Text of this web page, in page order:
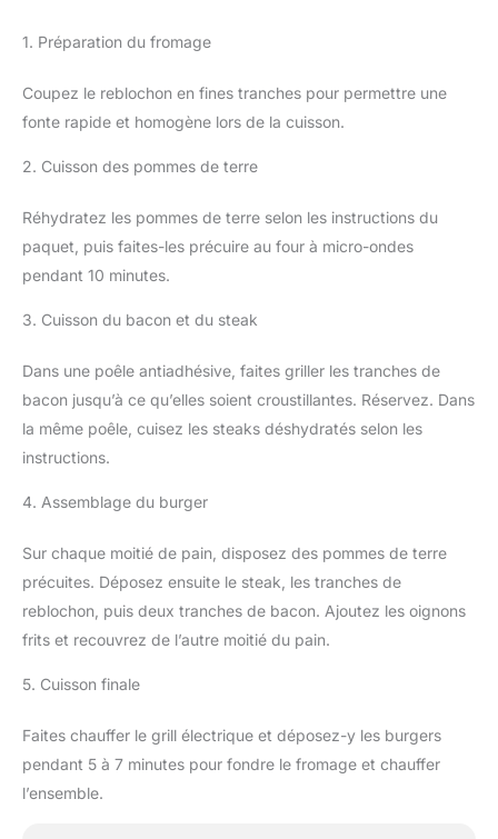
1. Préparation du fromage
Coupez le reblochon en fines tranches pour permettre une
fonte rapide et homogène lors de la cuisson.
2. Cuisson des pommes de terre
Réhydratez les pommes de terre selon les instructions du
paquet, puis faites-les précuire au four à micro-ondes
pendant 10 minutes.
3. Cuisson du bacon et du steak
Dans une poêle antiadhésive, faites griller les tranches de
bacon jusqu’à ce qu’elles soient croustillantes. Réservez. Dans
la même poêle, cuisez les steaks déshydratés selon les
instructions.
4. Assemblage du burger
Sur chaque moitié de pain, disposez des pommes de terre
précuites. Déposez ensuite le steak, les tranches de
reblochon, puis deux tranches de bacon. Ajoutez les oignons
frits et recouvrez de l’autre moitié du pain.
5. Cuisson finale
Faites chauffer le grill électrique et déposez-y les burgers
pendant 5 à 7 minutes pour fondre le fromage et chauffer
l’ensemble.